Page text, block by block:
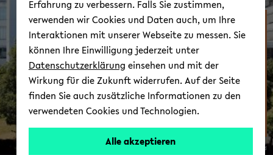
Zen­trum für Kindheits-​
und Ju­gend­for­schung
© Uni­ver­si­tät Bie­le­feld
Erfahrung zu verbessern. Falls Sie zustimmen,
verwenden wir Cookies und Daten auch, um Ihre
Interaktionen mit unserer Webseite zu messen. Sie
können Ihre Einwilligung jederzeit unter
Datenschutzerklärung einsehen und mit der
Wirkung für die Zukunft widerrufen. Auf der Seite
finden Sie auch zusätzliche Informationen zu den
verwendeten Cookies und Technologien.
Alle akzeptieren